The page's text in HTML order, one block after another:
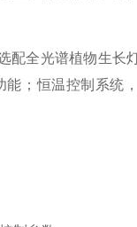
全光谱植物生长
；恒温控制系统